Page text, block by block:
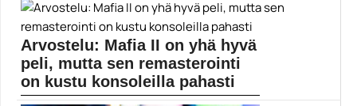
Sony Santa Monica on vahvistanut God of Warin...
God of War
Arvostelu: Mafia II on yhä hyvä
peli, mutta sen remasterointi
on kustu konsoleilla pahasti